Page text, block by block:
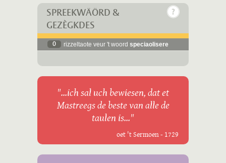
SPREEKWÄÖRD &
GEZÈGKDES
0 rizzeltaote veur 't woord speciaolisere
"...ich sal uch bewiesen, dat et
Mastreegs de beste van alle de
taulen is..."
oet 't Sermoen - 1729